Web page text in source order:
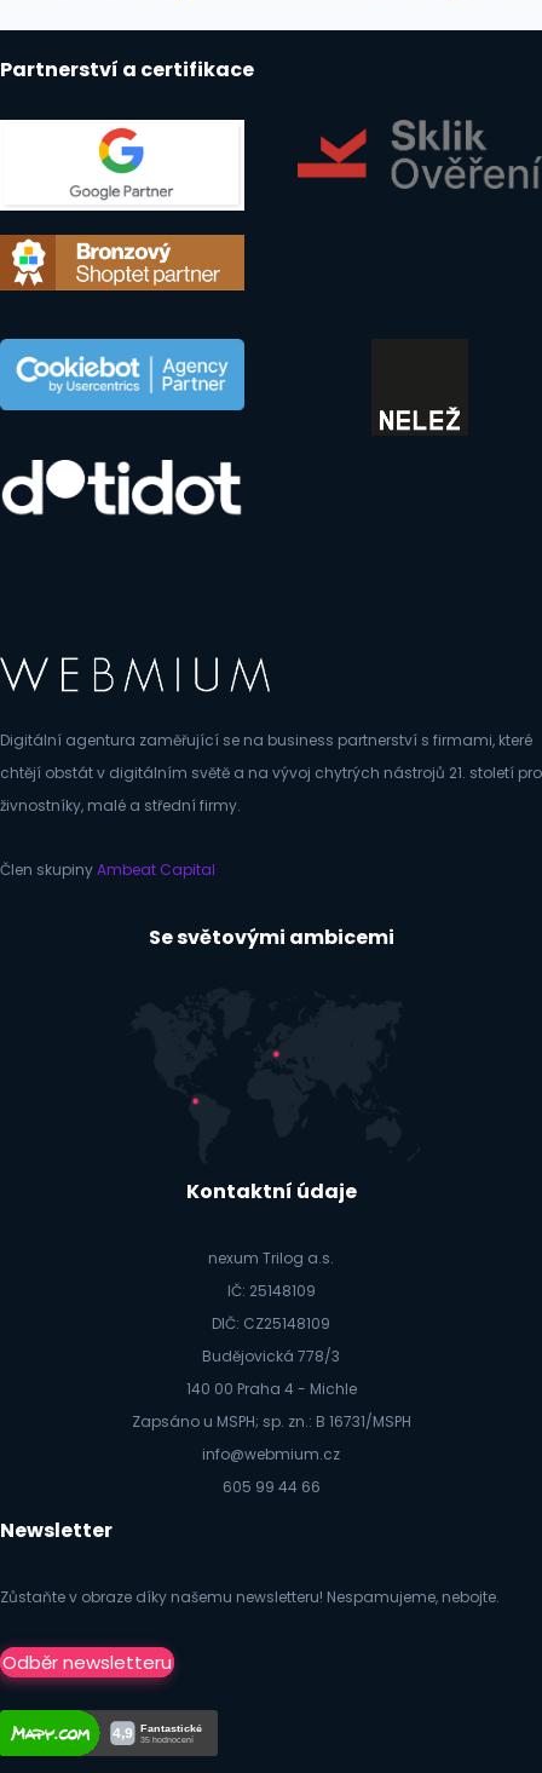
Partnerství a certifikace
Digitální agentura zaměřující se na business partnerství s firmami, které
chtějí obstát v digitálním světě a na vývoj chytrých nástrojů 21. století pro
živnostníky, malé a střední firmy.
Člen skupinyAmbeat Capital
Se světovými ambicemi
Kontaktní údaje
nexum Trilog a.s.
IČ: 25148109
DIČ: CZ25148109
Budějovická 778/3
140 00 Praha 4 - Michle
Zapsáno u MSPH; sp. zn.: B 16731/MSPH
info@webmium.cz
605 99 44 66
Newsletter
Zůstaňte v obraze díky našemu newsletteru! Nespamujeme, nebojte.
Odběr newsletteru